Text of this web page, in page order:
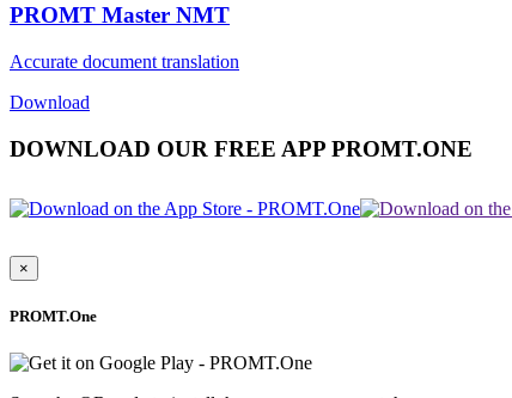
PROMT Master NMT
Accurate document translation
Download
DOWNLOAD OUR FREE APP PROMT.ONE
×
PROMT.One